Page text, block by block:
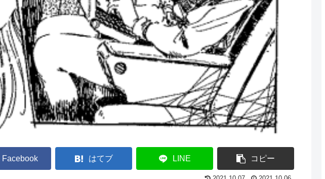
Facebook はてブ LINE コピー